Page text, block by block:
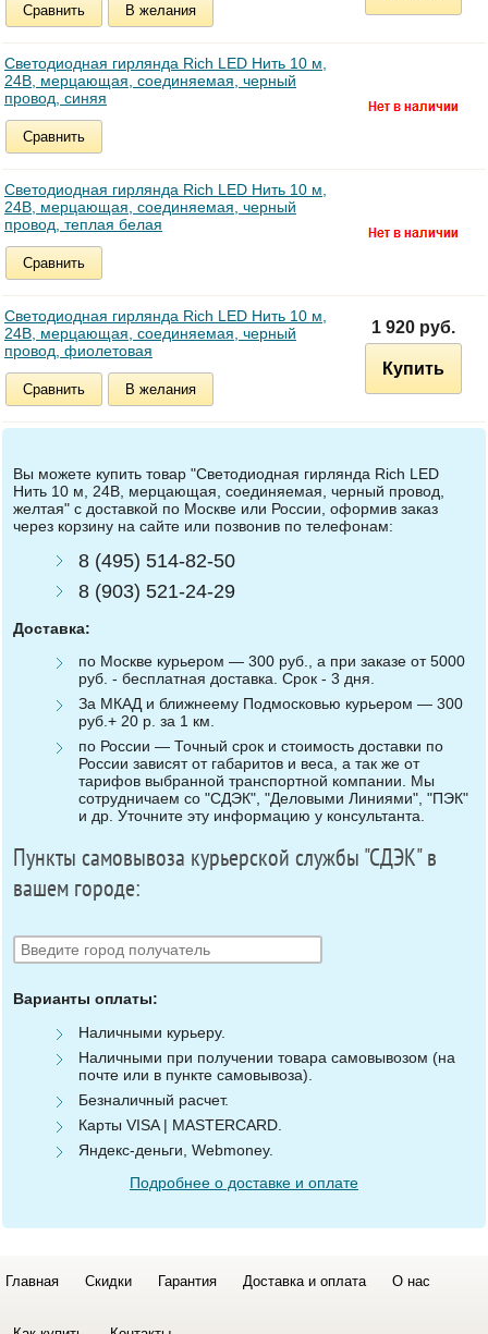
Сравнить В желания
Светодиодная гирлянда Rich LED Нить 10 м,
24В, мерцающая, соединяемая, черный
провод, синяя
Сравнить
Светодиодная гирлянда Rich LED Нить 10 м,
24В, мерцающая, соединяемая, черный
провод, теплая белая
Сравнить
Светодиодная гирлянда Rich LED Нить 10 м,
24В, мерцающая, соединяемая, черный
провод, фиолетовая
Сравнить В желания
1 920 руб.
Купить
Вы можете купить товар "Светодиодная гирлянда Rich LED
Нить 10 м, 24В, мерцающая, соединяемая, черный провод,
желтая" с доставкой по Москве или России, оформив заказ
через корзину на сайте или позвонив по телефонам:
8 (495) 514-82-50
8 (903) 521-24-29
Доставка:
по Москве курьером — 300 руб., а при заказе от 5000
руб. - бесплатная доставка. Срок - 3 дня.
За МКАД и ближнеему Подмосковью курьером — 300
руб.+ 20 р. за 1 км.
по России — Точный срок и стоимость доставки по
России зависят от габаритов и веса, а так же от
тарифов выбранной транспортной компании. Мы
сотрудничаем со "СДЭК", "Деловыми Линиями", "ПЭК"
и др. Уточните эту информацию у консультанта.
Пункты самовывоза курьерской службы "СДЭК" в
вашем городе:
Варианты оплаты:
Наличными курьеру.
Наличными при получении товара самовывозом (на
почте или в пункте самовывоза).
Безналичный расчет.
Карты VISA | MASTERCARD.
Яндекс-деньги, Webmoney.
Подробнее о доставке и оплате
Главная Скидки Гарантия Доставка и оплата О нас